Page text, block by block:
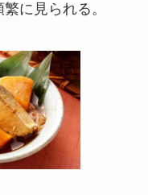
に見られる。